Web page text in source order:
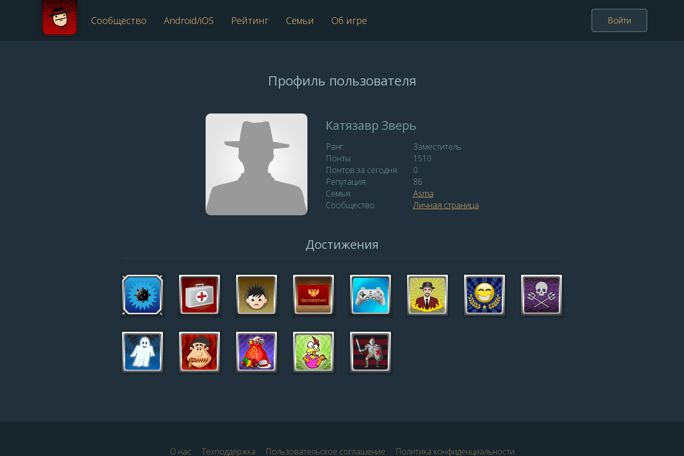
Сообщество Android/iOS Рейтинг Семьи Об игре Войти
Профиль пользователя
Катязавр Зверь
Ранг:
Заместитель
Понты:
1510
Понтов за сегодня:
0
Репутация:
86
Семья:
Asma
Сообщество:
Личная страница
Достижения
О нас Техподдержка Пользовательское соглашение Политика конфиденциальности